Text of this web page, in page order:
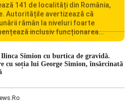
141 de localități din România,
Autoritățile avertizează că
rămân la niveluri foarte
inclusiv funcționarea
România se confruntă
perioade din punct de vedere
[…]
Simion cu burtica de gravidă.
cu soția lui George Simion, însărcinată